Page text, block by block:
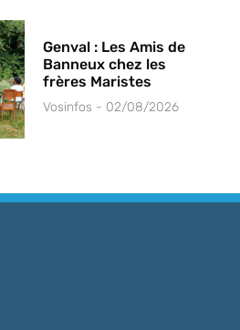
Genval : Les Amis de
Banneux chez les
frères Maristes
Vosinfos 02/08/2026